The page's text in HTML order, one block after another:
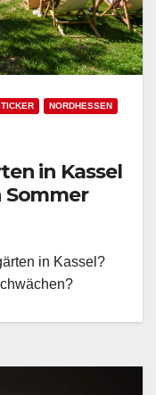
NORDHESSEN
in Kassel
Sommer
in Kassel?